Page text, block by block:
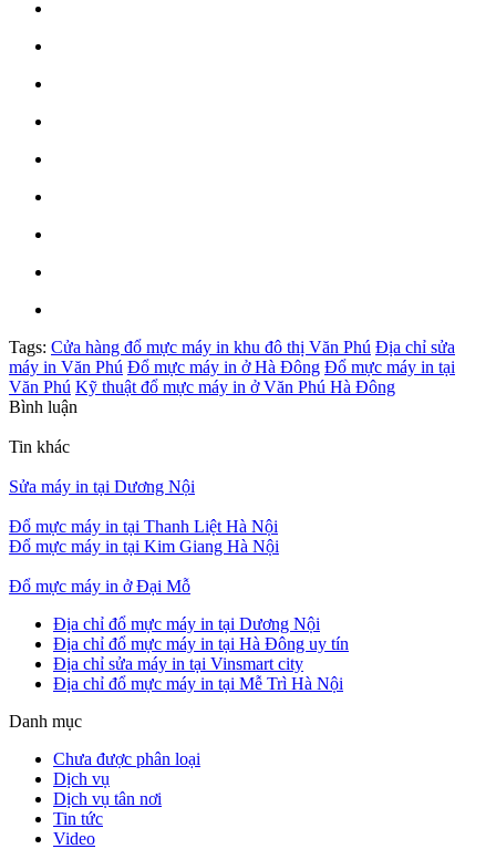
Tags: Cửa hàng đổ mực máy in khu đô thị Văn Phú Địa chỉ sửa
máy in Văn Phú Đổ mực máy in ở Hà Đông Đổ mực máy in tại
Văn Phú Kỹ thuật đổ mực máy in ở Văn Phú Hà Đông
Bình luận
Tin khác
Sửa máy in tại Dương Nội
Đổ mực máy in tại Thanh Liệt Hà Nội
Đổ mực máy in tại Kim Giang Hà Nội
Đổ mực máy in ở Đại Mỗ
Địa chỉ đổ mực máy in tại Dương Nội
Địa chỉ đổ mực máy in tại Hà Đông uy tín
Địa chỉ sửa máy in tại Vinsmart city
Địa chỉ đổ mực máy in tại Mễ Trì Hà Nội
Danh mục
Chưa được phân loại
Dịch vụ
Dịch vụ tân nơi
Tin tức
Video